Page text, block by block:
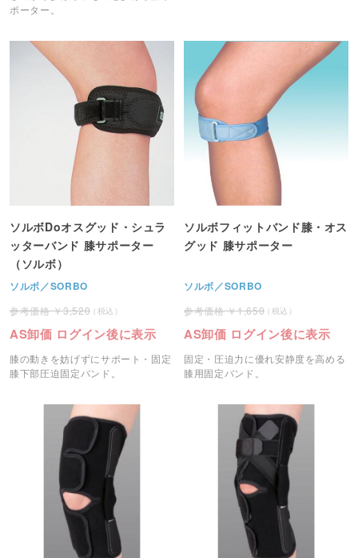
ポーター。
ソルボDoオスグッド・シュラ
ッターバンド 膝サポーター
（ソルボ）
ソルボ／SORBO
3,520
AS卸価 ログイン後に表示
膝の動きを妨げずにサポート・固定
膝下部圧迫固定バンド。
ソルボフィットバンド膝・オス
グッド 膝サポーター
ソルボ／SORBO
1,650
AS卸価 ログイン後に表示
固定・圧迫力に優れ安静度を高める
膝用固定バンド。